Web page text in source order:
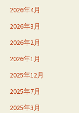
2026年4月
2026年3月
2026年2月
2026年1月
2025年12月
2025年7月
2025年3月